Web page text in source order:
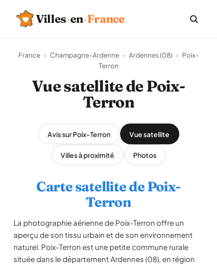
Villes·en·France
France › Champagne-Ardenne › Ardennes (08) › Poix-
Terron
Vue satellite de Poix-
Terron
Avis sur Poix-Terron Vue satellite
Villes à proximité Photos
Carte satellite de Poix-
Terron
La photographie aérienne de Poix-Terron offre un
aperçu de son tissu urbain et de son environnement
naturel. Poix-Terron est une petite commune rurale
située dans le département Ardennes (08), en région